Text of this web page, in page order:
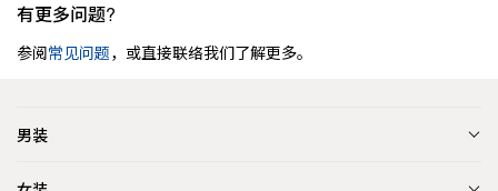
有更多问题?
参阅常见问题，或直接联络我们了解更多。
男装